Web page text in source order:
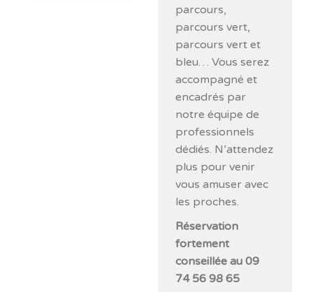
parcours,
parcours vert,
parcours vert et
bleu… Vous serez
accompagné et
encadrés par
notre équipe de
professionnels
dédiés. N’attendez
plus pour venir
vous amuser avec
les proches.
Réservation
fortement
conseillée au 09
74 56 98 65